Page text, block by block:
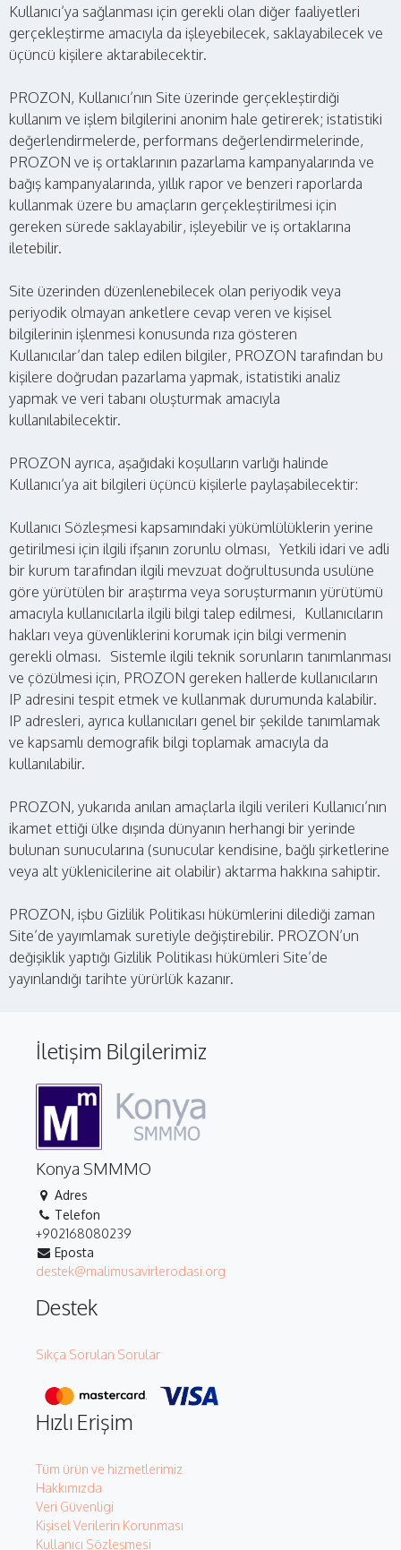
Kullanıcı’ya sağlanması için gerekli olan diğer faaliyetleri
gerçekleştirme amacıyla da işleyebilecek, saklayabilecek ve
üçüncü kişilere aktarabilecektir.
PROZON, Kullanıcı’nın Site üzerinde gerçekleştirdiği
kullanım ve işlem bilgilerini anonim hale getirerek; istatistiki
değerlendirmelerde, performans değerlendirmelerinde,
PROZON ve iş ortaklarının pazarlama kampanyalarında ve
bağış kampanyalarında, yıllık rapor ve benzeri raporlarda
kullanmak üzere bu amaçların gerçekleştirilmesi için
gereken sürede saklayabilir, işleyebilir ve iş ortaklarına
iletebilir.
Site üzerinden düzenlenebilecek olan periyodik veya
periyodik olmayan anketlere cevap veren ve kişisel
bilgilerinin işlenmesi konusunda rıza gösteren
Kullanıcılar’dan talep edilen bilgiler, PROZON tarafından bu
kişilere doğrudan pazarlama yapmak, istatistiki analiz
yapmak ve veri tabanı oluşturmak amacıyla
kullanılabilecektir.
PROZON ayrıca, aşağıdaki koşulların varlığı halinde
Kullanıcı’ya ait bilgileri üçüncü kişilerle paylaşabilecektir:
Kullanıcı Sözleşmesi kapsamındaki yükümlülüklerin yerine
getirilmesi için ilgili ifşanın zorunlu olması, Yetkili idari ve adli
bir kurum tarafından ilgili mevzuat doğrultusunda usulüne
göre yürütülen bir araştırma veya soruşturmanın yürütümü
amacıyla kullanıcılarla ilgili bilgi talep edilmesi, Kullanıcıların
hakları veya güvenliklerini korumak için bilgi vermenin
gerekli olması. Sistemle ilgili teknik sorunların tanımlanması
ve çözülmesi için, PROZON gereken hallerde kullanıcıların
IP adresini tespit etmek ve kullanmak durumunda kalabilir.
IP adresleri, ayrıca kullanıcıları genel bir şekilde tanımlamak
ve kapsamlı demografik bilgi toplamak amacıyla da
kullanılabilir.
PROZON, yukarıda anılan amaçlarla ilgili verileri Kullanıcı’nın
ikamet ettiği ülke dışında dünyanın herhangi bir yerinde
bulunan sunucularına (sunucular kendisine, bağlı şirketlerine
veya alt yüklenicilerine ait olabilir) aktarma hakkına sahiptir.
PROZON, işbu Gizlilik Politikası hükümlerini dilediği zaman
Site’de yayımlamak suretiyle değiştirebilir. PROZON’un
değişiklik yaptığı Gizlilik Politikası hükümleri Site’de
yayınlandığı tarihte yürürlük kazanır.
İletişim Bilgilerimiz
Konya SMMMO
Adres
Telefon
+902168080239
Eposta
destek@malimusavirlerodasi.org
Destek
Sıkça Sorulan Sorular
Hızlı Erişim
Tüm ürün ve hizmetlerimiz
Hakkımızda
Veri Güvenligi
Kişisel Verilerin Korunması
Kullanıcı Sözleşmesi